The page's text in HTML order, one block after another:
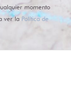
momento
ver la Política de